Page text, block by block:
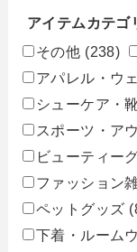
アイテムカテゴ
その他 (238)
アパレル・ウ
シューケア・
スポーツ・ア
ビューティー
ファッション
ペットグッズ
下着・ルーム